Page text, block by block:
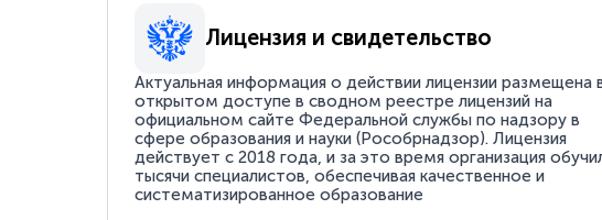
Лицензия и свидетельство
Актуальная информация о действии лицензии размещена
открытом доступе в сводном реестре лицензий на
официальном сайте Федеральной службы по надзору в
сфере образования и науки (Рособрнадзор). Лицензия
действует с 2018 года, и за это время организация
тысячи специалистов, обеспечивая качественное и
систематизированное образование